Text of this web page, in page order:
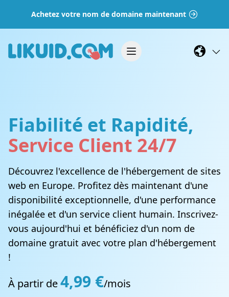
Achetez votre nom de domaine maintenant
Fiabilité et Rapidité,
Service Client 24/7
Découvrez l'excellence de l'hébergement de sites
web en Europe. Profitez dès maintenant d'une
disponibilité exceptionnelle, d'une performance
inégalée et d'un service client humain. Inscrivez-
vous aujourd'hui et bénéficiez d'un nom de
domaine gratuit avec votre plan d'hébergement
!
À partir de4,99 €/mois